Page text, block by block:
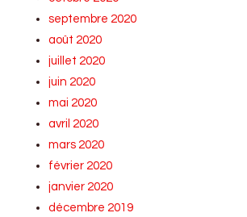
septembre 2020
août 2020
juillet 2020
juin 2020
mai 2020
avril 2020
mars 2020
février 2020
janvier 2020
décembre 2019